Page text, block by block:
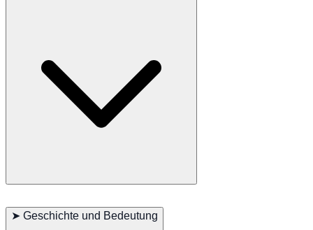
Gelegentliche Probleme: Haut- und Augenkrankheiten
➤ Geschichte und Bedeutung